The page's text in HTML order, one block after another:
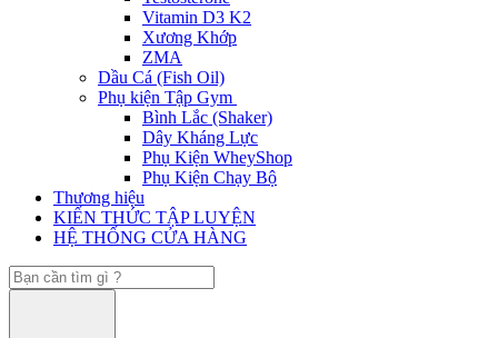
Vitamin D3 K2
Xương Khớp
ZMA
Dầu Cá (Fish Oil)
Phụ kiện Tập Gym
Bình Lắc (Shaker)
Dây Kháng Lực
Phụ Kiện WheyShop
Phụ Kiện Chạy Bộ
Thương hiệu
KIẾN THỨC TẬP LUYỆN
HỆ THỐNG CỬA HÀNG